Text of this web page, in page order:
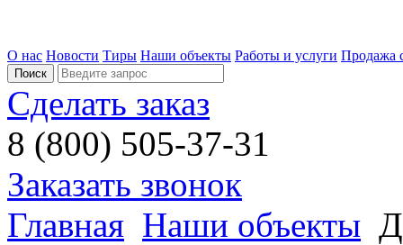
О нас Новости Тиры Наши объекты Работы и услуги Продажа
Сделать заказ
8 (800) 505-37-31
Заказать звонок
Главная Наши объекты